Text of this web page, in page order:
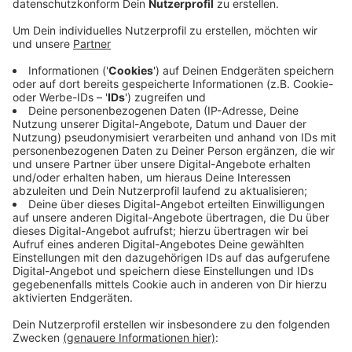
Friesenhagen ist ein Auto bis zur Unkenntlichkeit
zerstört worden. Der alkoholisierte 26-jährige Fahrer
wurde leicht verletzt. Laut der Betzdorfer Polizei
wollte er von Friesenhagen in Richtung Morsbach
fahren. Am Ende einer Linkskurve kam er von der
Fahrbahn ab, geriet in den Grünstreifen und prallte vor
einen Baum. Die Polizei hat ein Strafverfahren
eingeleitet. Der 26-jährige muss mit
Führerscheinentzug rechnen. Die Freiwillige Feuerwehr
Friesenhagen war mit 12 Mann vor Ort und sicherte die
Unfallstelle ab. Außerdem waren starke Kräfte des
Rettungsdienstes ausgerückt.